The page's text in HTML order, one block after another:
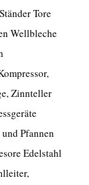
Tore
Wellbleche
Zinnteller
Pfannen
Edelstahl